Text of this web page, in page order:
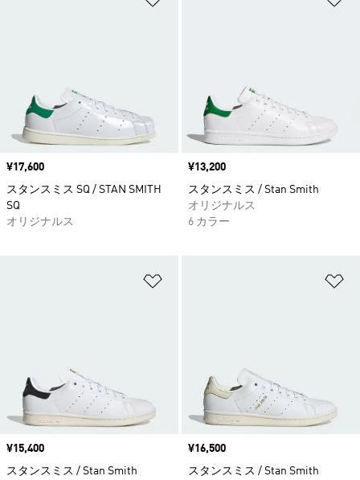
価格
¥17,600
スタンスミス SQ / STAN SMITH
SQ
オリジナルス
価格
¥13,200
スタンスミス / Stan Smith
オリジナルス
6 カラー
価格
¥15,400
スタンスミス / Stan Smith
価格
¥16,500
スタンスミス / Stan Smith